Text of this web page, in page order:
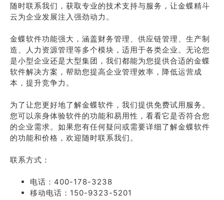
随时联系我们，获取专业的技术支持与服务，让金蝶精斗
云为企业发展注入强劲动力。
金蝶软件功能强大，涵盖财务管理、供应链管理、生产制
造、人力资源管理等多个模块，适用于各类企业。无论您
是小型企业还是大型集团，我们都能为您提供合适的金蝶
软件解决方案，帮助您提高企业管理效率，降低运营成
本，提升竞争力。
为了让您更好地了解金蝶软件，我们提供免费试用服务。
您可以亲身体验软件的功能和易用性，看看它是否符合您
的企业需求。如果您有任何疑问或需要详细了解金蝶软件
的功能和价格，欢迎随时联系我们。
联系方式：
电话：400-178-3238
移动电话：150-9323-5201